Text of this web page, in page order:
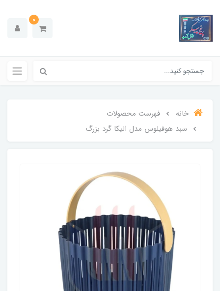
0
خانه
فهرست محصولات
سبد هوفیلوس مدل الیکا گرد بزرگ